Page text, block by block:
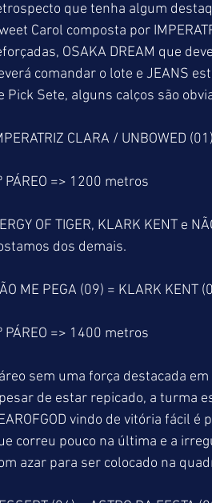
que tenha algum
Carol composta por
OSAKA DREAM que
comandar o lote e JEANS
Pick Sete, alguns calços são
CLARA / UNBOWED
PÁREO => 1200 metros
OF TIGER, KLARK KENT e
dos demais.
ME PEGA (09) = KLARK KENT
PÁREO => 1400 metros
sem uma força destacada
de estar repicado, a turma
vindo de vitória fácil é
correu pouco na última e a
azar para ser colocado na